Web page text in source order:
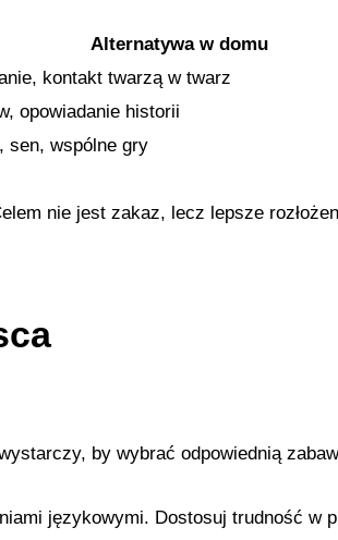
Alternatywa w domu
kontakt twarzą w twarz
opowiadanie historii
sen, wspólne gry
nie jest zakaz, lecz lepsze
by wybrać odpowiednią
językowymi. Dostosuj trudność w